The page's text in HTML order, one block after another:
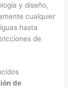
y diseño,
cualquier
hasta
de
de